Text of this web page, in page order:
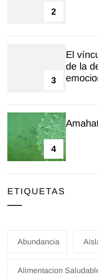
2
3
El
de la
4
ETIQUETAS
Abundancia
Alimentacion